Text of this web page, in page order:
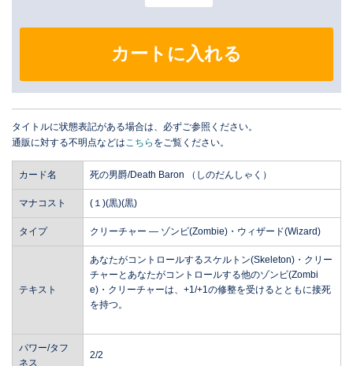
カートに入れる
タイトルに状態表記がある場合は、必ずご参照ください。
通販に対する不明点などは こちら をご覧ください。
カード名 死の男爵/Death Baron （しのだんしゃく）
マナコスト (１)(黒)(黒)
タイプ クリーチャー ― ゾンビ(Zombie)・ウィザード(Wizard)
テキスト
あなたがコントロールするスケルトン(Skeleton)・クリー
チャーとあなたがコントロールする他のゾンビ(Zombi
e)・クリーチャーは、+1/+1の修整を受けるとともに接死
を持つ。
パワー/タフ
ネス
2/2